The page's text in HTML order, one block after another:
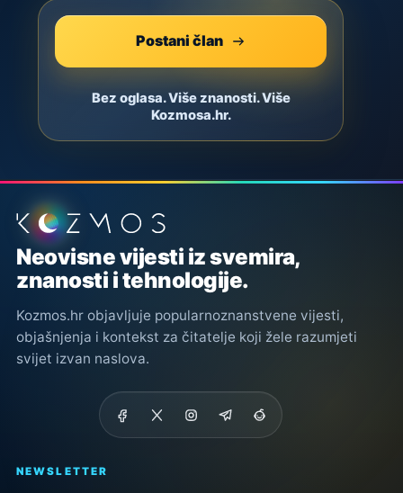
Postani član
Bez oglasa. Više znanosti. Više
Kozmosa.hr.
Podnožje stranice
Neovisne vijesti iz svemira,
znanosti i tehnologije.
Kozmos.hr objavljuje popularnoznanstvene vijesti,
objašnjenja i kontekst za čitatelje koji žele razumjeti
svijet izvan naslova.
NEWSLETTER